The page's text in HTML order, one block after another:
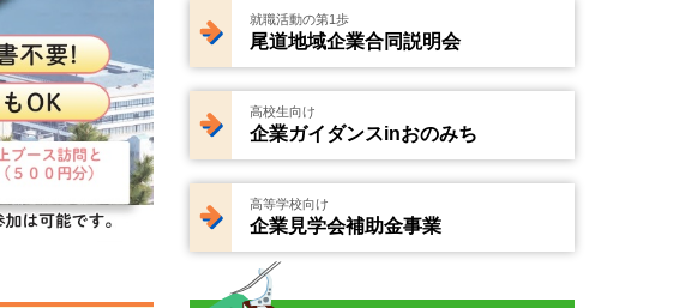
就職活動の第1歩
尾道地域企業合同説明会
高校生向け
企業ガイダンスinおのみち
高等学校向け
企業見学会補助金事業